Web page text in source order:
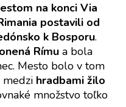
na konci Via
postavili od
k Bosporu.
Rímu a bola
Mesto bolo v tom
medzi hradbami žilo
množstvo toľko